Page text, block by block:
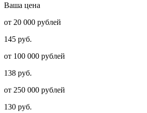
Ваша цена
от 20 000 рублей
145 руб.
от 100 000 рублей
138 руб.
от 250 000 рублей
130 руб.